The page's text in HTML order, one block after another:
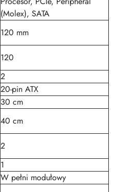
(Molex), SATA
120 mm
120
2
20-pin ATX
30 cm
40 cm
2
1
W pełni modułowy